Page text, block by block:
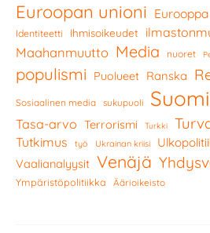
Euroopan unioni Eurooppa
Identiteetti Ihmisoikeudet
Maahanmuutto Media nuoret
populismi Puolueet Ranska
Sosiaalinen media sukupuoli Suomi
Tasa-arvo Terrorismi Turkki
Tutkimus työ Ukrainan kriisi
Vaalianalyysit Venäjä
Ympäristöpolitiikka Äärioikeisto